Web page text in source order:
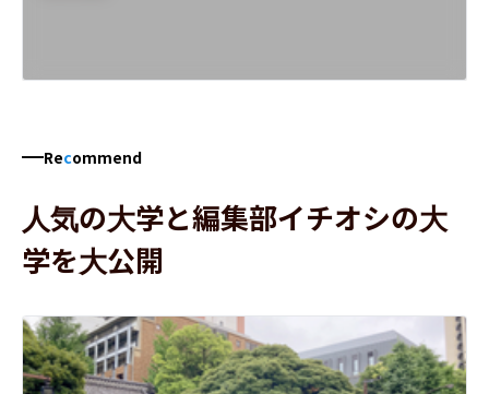
Recommend
人気の大学と編集部イチオシの大
学を大公開